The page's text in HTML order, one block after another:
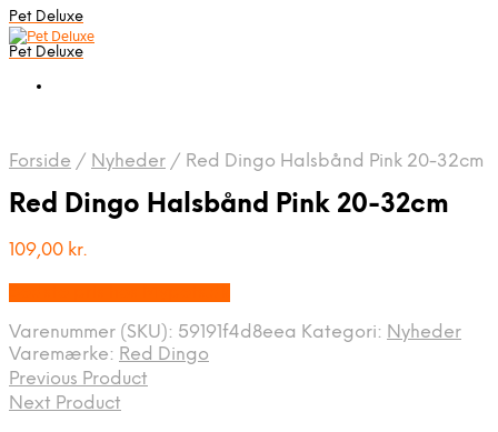
Pet Deluxe
Pet Deluxe
Forside / Nyheder / Red Dingo Halsbånd Pink 20-32cm
Red Dingo Halsbånd Pink 20-32cm
109,00 kr.
Varenummer (SKU): 59191f4d8eea Kategori: Nyheder
Varemærke: Red Dingo
Previous Product
Next Product